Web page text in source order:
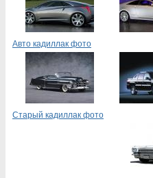
Авто кадиллак фото
Старый кадиллак фото